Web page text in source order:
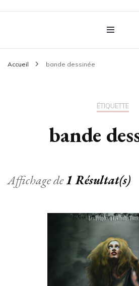
Diddha
Accueil bande dessinée
ÉTIQUETTE
bande
Affichage de1 Résultat(s)